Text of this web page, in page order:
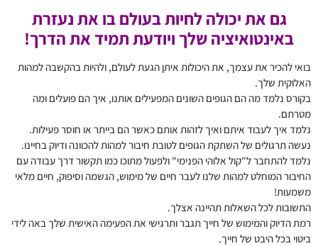
גם את יכולה לחיות בעולם בו את נעזרת
באינטואיציה שלך ויודעת תמיד את הדרך!
בואי להכיר את עצמך, את היכולות איתן הגעת לעולם, ולהיות בהקשבה למהות
האלוקית שלך.
בקורס נלמד מה הם הגופים השונים המפעילים אותנו, איך הם פועלים ומה
מטרתם.
נלמד איך לעבוד איתם ואיך לזהות אותם כאשר הם בייתר או חוסר פעילות.
נעשה תרגולים של השתקת הגופים לטובת חיבור למהות להכוונה ודיוק בחיינו.
נלמד להתחבר ל"קול אלוהי הפנימי" ולפעול מתוכו כמו תקשור דרך עבודה עם
החיבור המוחלט למהות שלנו לעבר חיים של מימוש, הגשמה וסיפוק, חיים מלאי
משמעות!
התשובות לכל השאלות תהיינה אצלך.
רמת הדיוק והמימוש של חייך תגבר ותרגישי את הפעימה האישית שלך באה לידי
ביטוי בכל היבט של חייך.